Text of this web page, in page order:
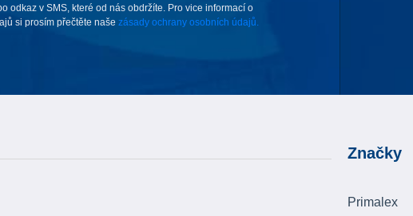
odkaz v SMS, které od nás obdržíte. Pro vice informací o
si prosím přečtěte naše zásady ochrany osobních údajů.
Značky
Primalex